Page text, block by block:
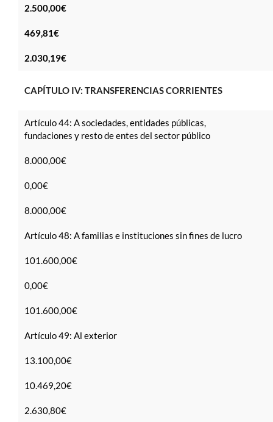
2.500,00€
469,81€
2.030,19€
CAPÍTULO IV: TRANSFERENCIAS CORRIENTES
Artículo 44: A sociedades, entidades públicas,
fundaciones y resto de entes del sector público
8.000,00€
0,00€
8.000,00€
Artículo 48: A familias e instituciones sin fines de lucro
101.600,00€
0,00€
101.600,00€
Artículo 49: Al exterior
13.100,00€
10.469,20€
2.630,80€